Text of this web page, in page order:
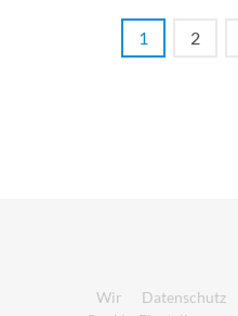
1 2
Wir Datenschutz